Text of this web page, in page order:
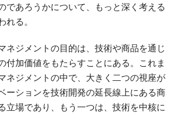
であろうかについて、もっと深く考える
れる。
ネジメントの目的は、技術や商品を通じ
付加価値をもたらすことにある。これま
ネジメントの中で、大きく二つの視座が
ーションを技術開発の延長線上にある商
立場であり、もう一つは、技術を中核に